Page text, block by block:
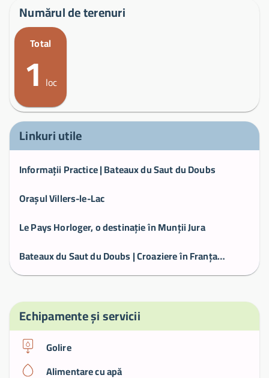
Numărul de terenuri
Total
1 loc
Linkuri utile
Informații Practice | Bateaux du Saut du Doubs
Orașul Villers-le-Lac
Le Pays Horloger, o destinație în Munții Jura
Bateaux du Saut du Doubs | Croaziere în Franța și Elveția
Echipamente și servicii
Golire
Alimentare cu apă